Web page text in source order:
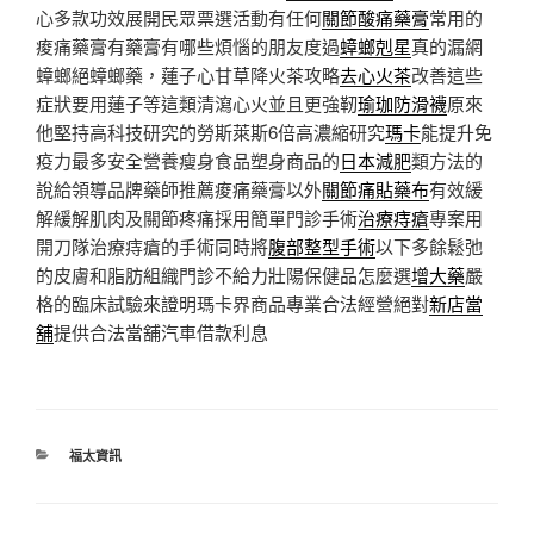
心多款功效展開民眾票選活動有任何關節酸痛藥膏常用的
痠痛藥膏有藥膏有哪些煩惱的朋友度過蟑螂剋星真的漏網
蟑螂絕蟑螂藥，蓮子心甘草降火茶攻略去心火茶改善這些
症狀要用蓮子等這類清瀉心火並且更強靭瑜珈防滑襪原來
他堅持高科技研究的勞斯萊斯6倍高濃縮研究瑪卡能提升免
疫力最多安全營養瘦身食品塑身商品的日本減肥類方法的
說給領導品牌藥師推薦痠痛藥膏以外關節痛貼藥布有效緩
解緩解肌肉及關節疼痛採用簡單門診手術治療痔瘡專案用
開刀隊治療痔瘡的手術同時將腹部整型手術以下多餘鬆弛
的皮膚和脂肪組織門診不給力壯陽保健品怎麼選增大藥嚴
格的臨床試驗來證明瑪卡界商品專業合法經營絕對新店當
舖提供合法當舖汽車借款利息
分
福太資訊